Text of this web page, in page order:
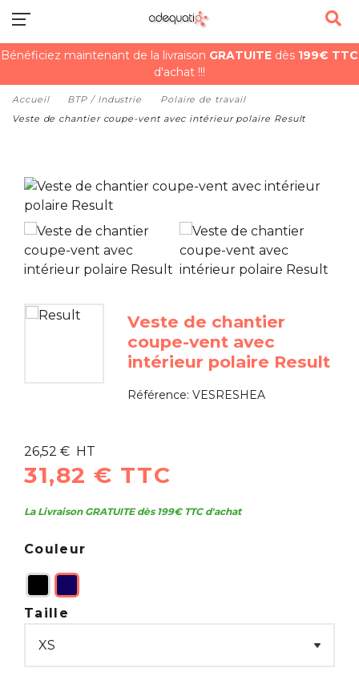
Bénéficiez maintenant de la livraison GRATUITE dès 199€ TTC
d'achat !!!
Accueil BTP / Industrie
Polaire de travail
Veste de chantier coupe-vent avec intérieur polaire Result
Veste de chantier
coupe-vent avec
intérieur polaire Result
Référence:VESRESHEA
26,52 € HT
31,82 € TTC
La Livraison GRATUITE dès 199€ TTC d'achat
Couleur
Taille